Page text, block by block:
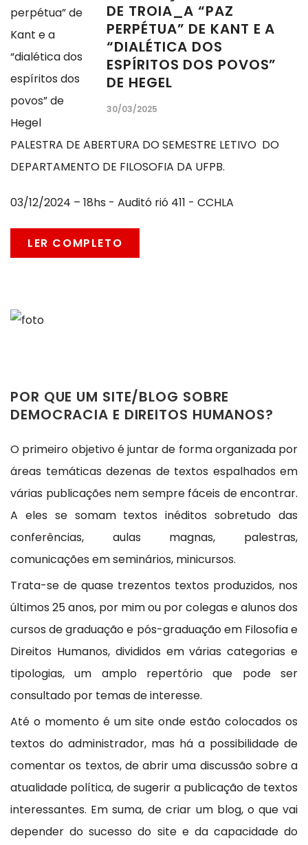
DE TROIA_A “PAZ
PERPÉTUA” DE KANT E A
“DIALÉTICA DOS
ESPÍRITOS DOS POVOS”
DE HEGEL
30/03/2025
PALESTRA DE ABERTURA DO SEMESTRE LETIVO DO
DEPARTAMENTO DE FILOSOFIA DA UFPB.
03/12/2024 – 18hs - Auditó rió 411 - CCHLA
LER COMPLETO
POR QUE UM SITE/BLOG SOBRE
DEMOCRACIA E DIREITOS HUMANOS?
O primeiro objetivo é juntar de forma organizada por
áreas temáticas dezenas de textos espalhados em
várias publicações nem sempre fáceis de encontrar.
A eles se somam textos inéditos sobretudo das
conferências, aulas magnas, palestras,
comunicações em seminários, minicursos.
Trata-se de quase trezentos textos produzidos, nos
últimos 25 anos, por mim ou por colegas e alunos dos
cursos de graduação e pós-graduação em Filosofia e
Direitos Humanos, divididos em várias categorias e
tipologias, um amplo repertório que pode ser
consultado por temas de interesse.
Até o momento é um site onde estão colocados os
textos do administrador, mas há a possibilidade de
comentar os textos, de abrir uma discussão sobre a
atualidade política, de sugerir a publicação de textos
interessantes. Em suma, de criar um blog, o que vai
depender do sucesso do site e da capacidade do